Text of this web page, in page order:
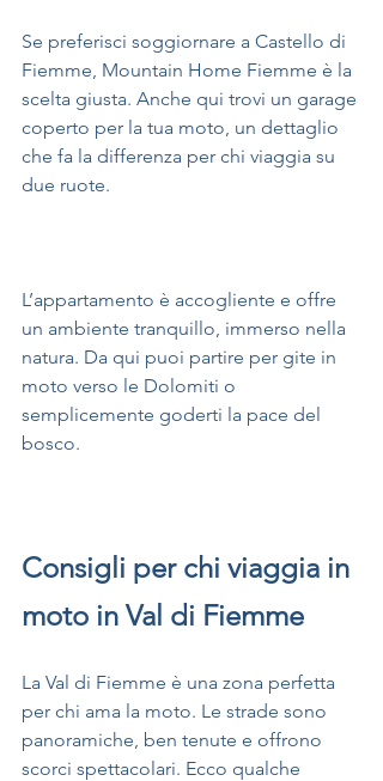
Se preferisci soggiornare a Castello di
Fiemme, Mountain Home Fiemme è la
scelta giusta. Anche qui trovi un garage
coperto per la tua moto, un dettaglio
che fa la differenza per chi viaggia su
due ruote.
L’appartamento è accogliente e offre
un ambiente tranquillo, immerso nella
natura. Da qui puoi partire per gite in
moto verso le Dolomiti o
semplicemente goderti la pace del
bosco.
Consigli per chi viaggia in
moto in Val di Fiemme
La Val di Fiemme è una zona perfetta
per chi ama la moto. Le strade sono
panoramiche, ben tenute e offrono
scorci spettacolari. Ecco qualche